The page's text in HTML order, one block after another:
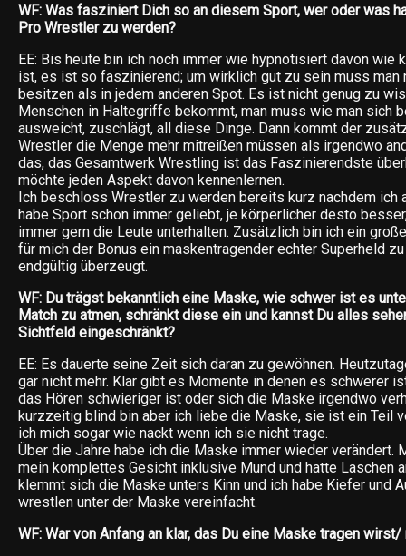
WF: Was fasziniert Dich so an diesem Sport, wer oder was
Pro Wrestler zu werden?
EE: Bis heute bin ich noch immer wie hypnotisiert davon wie
ist, es ist so faszinierend; um wirklich gut zu sein muss man
besitzen als in jedem anderen Spot. Es ist nicht genug zu
Menschen in Haltegriffe bekommt, man muss wie man sich
ausweicht, zuschlägt, all diese Dinge. Dann kommt der
Wrestler die Menge mehr mitreißen müssen als irgendwo
das, das Gesamtwerk Wrestling ist das Faszinierendste
möchte jeden Aspekt davon kennenlernen.
Ich beschloss Wrestler zu werden bereits kurz nachdem ich
habe Sport schon immer geliebt, je körperlicher desto
immer gern die Leute unterhalten. Zusätzlich bin ich ein
für mich der Bonus ein maskentragender echter Superheld
endgültig überzeugt.
WF: Du trägst bekanntlich eine Maske, wie schwer ist es
Match zu atmen, schränkt diese ein und kannst Du alles
Sichtfeld eingeschränkt?
EE: Es dauerte seine Zeit sich daran zu gewöhnen.
gar nicht mehr. Klar gibt es Momente in denen es schwerer
das Hören schwieriger ist oder sich die Maske irgendwo
kurzzeitig blind bin aber ich liebe die Maske, sie ist ein Teil
ich mich sogar wie nackt wenn ich sie nicht trage.
Über die Jahre habe ich die Maske immer wieder verändert.
mein komplettes Gesicht inklusive Mund und hatte Laschen
klemmt sich die Maske unters Kinn und ich habe Kiefer und
wrestlen unter der Maske vereinfacht.
WF: War von Anfang an klar, das Du eine Maske tragen